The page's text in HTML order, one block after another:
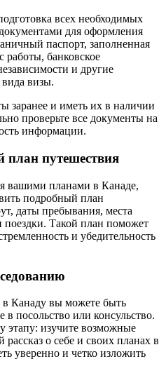
всех необходимых
для оформления
паспорт, заполненная
работы, банковское
и другие
визы.
заранее и иметь их в наличии
проверьте все документы на
информации.
план путешествия
вашими планами в Канаде,
подробный план
даты пребывания, места
Такой план поможет
и убедительность
Канаду вы можете быть
посольство или консульство.
этапу: изучите возможные
о себе и своих планах в
уверенно и четко изложить